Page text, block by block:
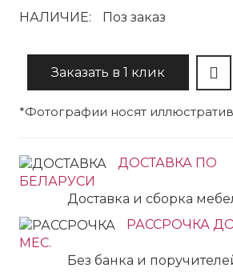
НАЛИЧИЕ:
Поз заказ
Заказать в 1 клик
*Фотографии носят
ДОСТАВКА ПО
БЕЛАРУСИ
Доставка и сборка
РАССРОЧКА ДО
МЕС.
Без банка и